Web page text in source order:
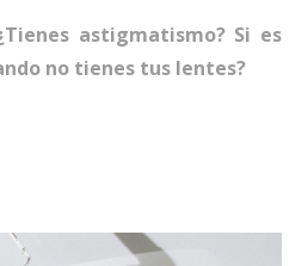
astigmatismo? Si es
no tienes tus lentes?